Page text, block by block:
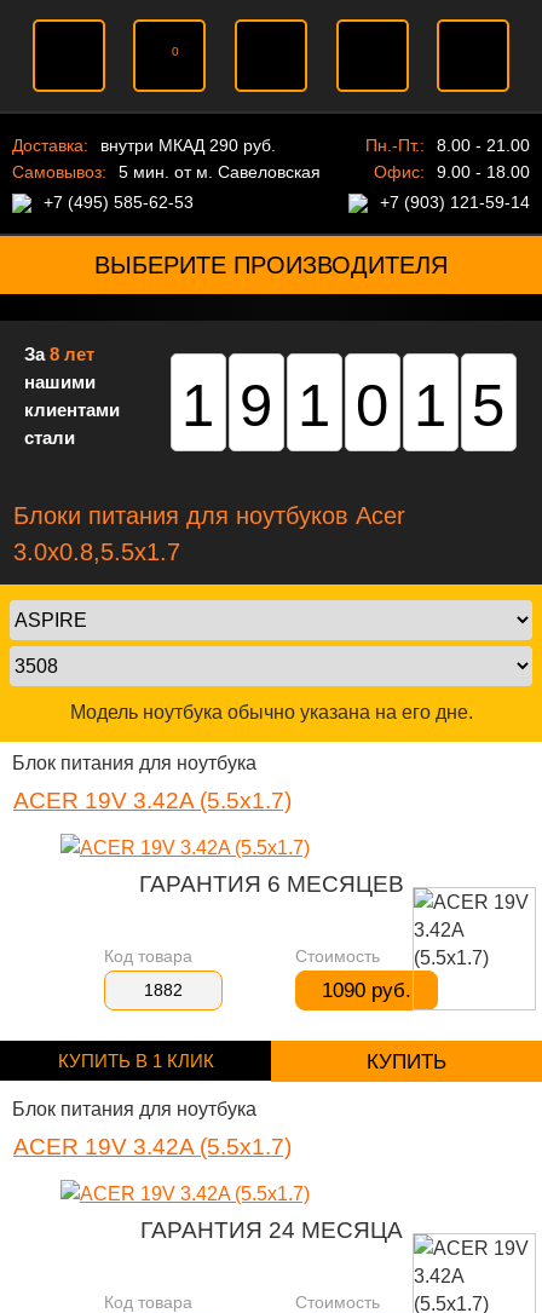
0
Доставка:
внутри МКАД 290 руб.
Самовывоз:
5 мин. от м. Савеловская
+7 (495) 585-62-53
Пн.-Пт.:
8.00 - 21.00
Офис:
9.00 - 18.00
+7 (903) 121-59-14
ВЫБЕРИТЕ ПРОИЗВОДИТЕЛЯ
За8 лет
нашими
клиентами
стали
191015
Блоки питания для ноутбуков Acer
3.0x0.8,5.5х1.7
Модель ноутбука обычно указана на его дне.
Блок питания для ноутбука
ACER 19V 3.42A (5.5x1.7)
ГАРАНТИЯ 6 МЕСЯЦЕВ
Код товара
1882
Стоимость
1090 руб.
КУПИТЬ В 1 КЛИК КУПИТЬ
Блок питания для ноутбука
ACER 19V 3.42A (5.5x1.7)
ГАРАНТИЯ 24 МЕСЯЦА
Код товара
Стоимость